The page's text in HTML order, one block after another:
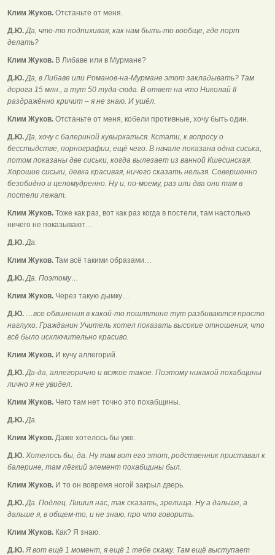
Клим Жуков. Отстаньте от меня.
Д.Ю.Да, что-то подпихивая, как нам быть-то вообще, где порт
делать?
Клим Жуков. В Либаве или в Мурмане?
Д.Ю.Да, в Либаве или Романов-на-Мурмане этот закладывать? Там
дорога 15 млн., а тут 50 туда-сюда. В ответ на что Николай II
раздражённо кричит – я не знаю. И ушёл.
Клим Жуков. Отстаньте от меня, кобели противные, хочу быть один.
Д.Ю.Да, хочу с балериной кувыркаться. Кстати, к вопросу о
бесстыдстве, порнографии, ещё чего. В начале показана одна сиська,
потом показаны две сиськи, когда вылезает из ванной Кшесинская.
Хорошие сиськи, девка красивая, ничего сказать нельзя. Совершенно
безобидно и целомудренно. Ну и, по-моему, раз или два они там в
постели лежат.
Клим Жуков. Тоже как раз, вот как раз когда в постели, там настолько
ничего не показывают…
Д.Ю.Да.
Клим Жуков. Там всё такими образами…
Д.Ю.Да. Поэтому…
Клим Жуков. Через такую дымку…
Д.Ю. …все обвинения в какой-то пошлятине тут разбиваются просто
наглухо. Гражданин Учитель хотел показать высокие отношения, что
всё было исключительно красиво.
Клим Жуков. И кучу аллегорий.
Д.Ю.Да-да, аллегорично и всякое такое. Поэтому никакой похабщины
лично я не увидел.
Клим Жуков. Чего там нет точно это похабщины.
Д.Ю.Да.
Клим Жуков. Даже хотелось бы уже.
Д.Ю. Хотелось бы, да. Ну там вот его этот, родственник приставал к
балерине, там лёгкий элемент похабщины был.
Клим Жуков. И то он вовремя ногой закрыл дверь.
Д.Ю.Да. Подлец. Лишил нас, так сказать, зрелища. Ну а дальше, а
дальше я, в общем-то, и не знаю, про что говорить.
Клим Жуков. Как? Я знаю.
Д.Ю.Я вот ещё 1 момент, я ещё 1 тебе скажу. Там ещё выступает